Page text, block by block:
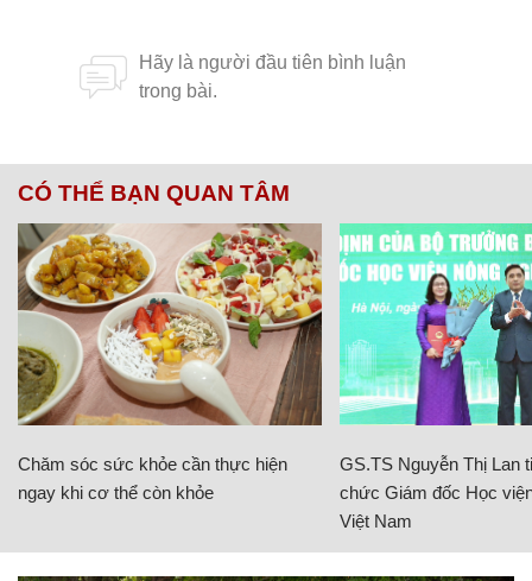
CÓ THỂ BẠN QUAN TÂM
Chăm sóc sức khỏe cần thực hiện
ngay khi cơ thể còn khỏe
GS.TS Nguyễn Thị Lan
chức Giám đốc Học
Việt Nam